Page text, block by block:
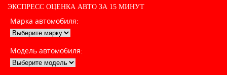
ЭКСПРЕСС ОЦЕНКА АВТО ЗА 15 МИНУТ
Марка автомобиля:
Модель автомобиля: